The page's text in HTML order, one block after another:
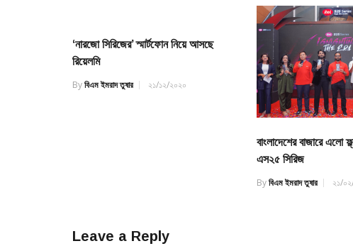
‘নারজো সিরিজের’ স্মার্টফোন নিয়ে আসছে
রিয়েলমি
Byবিএম ইমরাদ তুষার ২১/১২/২০২০
বাংলাদেশের বাজারে এলো
এস২৫ সিরিজ
Byবিএম ইমরাদ তুষার ২১/
Leave a Reply